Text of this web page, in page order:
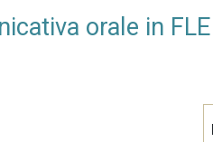
orale in